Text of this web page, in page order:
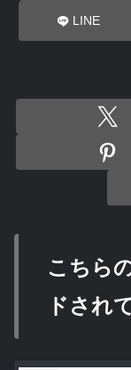
LINE
こちら
ドされ